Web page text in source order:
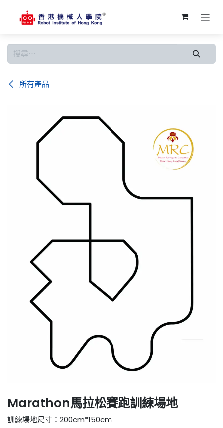
所有產品
Marathon馬拉松賽跑訓練場地
訓練場地尺寸：200cm*150cm